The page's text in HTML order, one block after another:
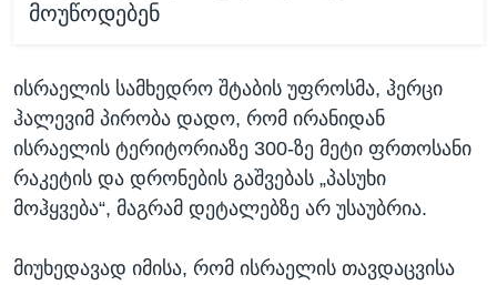
მოუწოდებენ
ისრაელის სამხედრო შტაბის უფროსმა, ჰერცი
ჰალევიმ პირობა დადო, რომ ირანიდან
ისრაელის ტერიტორიაზე 300-ზე მეტი ფრთოსანი
რაკეტის და დრონების გაშვებას „პასუხი
მოჰყვება“, მაგრამ დეტალებზე არ უსაუბრია.
მიუხედავად იმისა, რომ ისრაელის თავდაცვისა